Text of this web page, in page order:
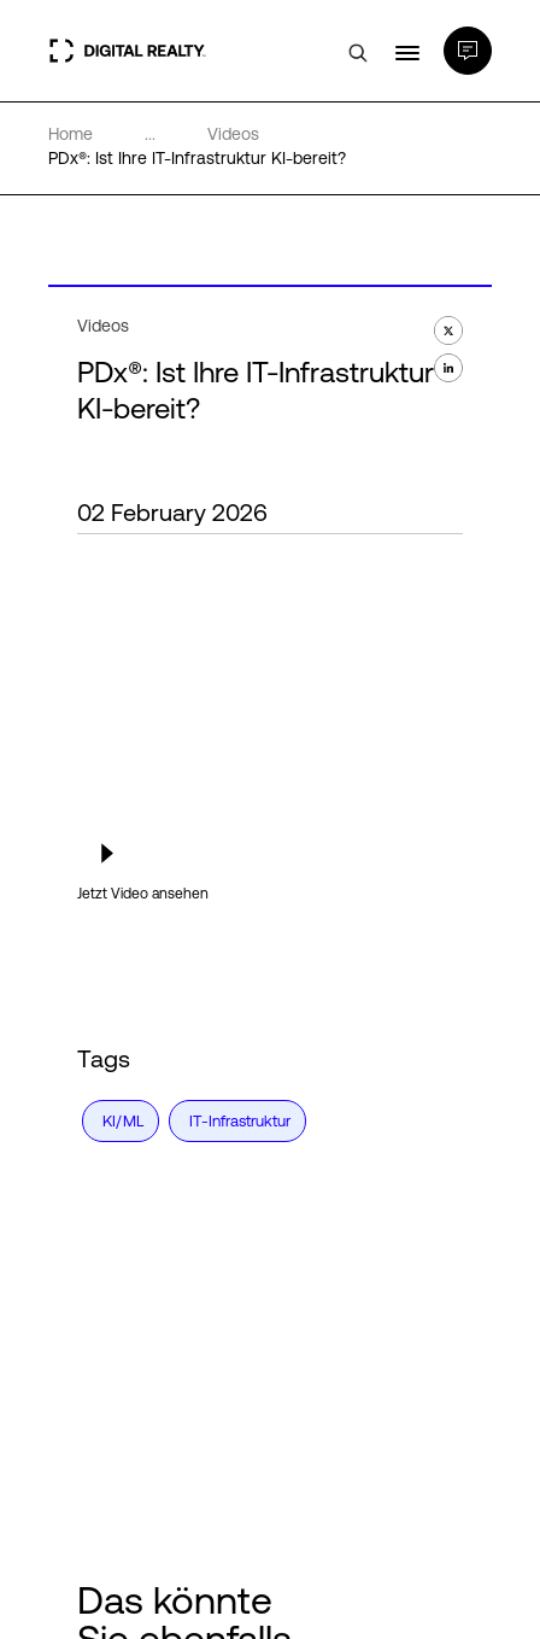
Rechenzentren
Wissenswertes
Language
Home ...
Videos
PDx®: Ist Ihre IT-Infrastruktur KI-bereit?
Videos
PDx®: Ist Ihre IT-Infrastruktur
KI-bereit?
02 February 2026
Jetzt Video ansehen
Tags
KI/ML IT-Infrastruktur
Das könnte